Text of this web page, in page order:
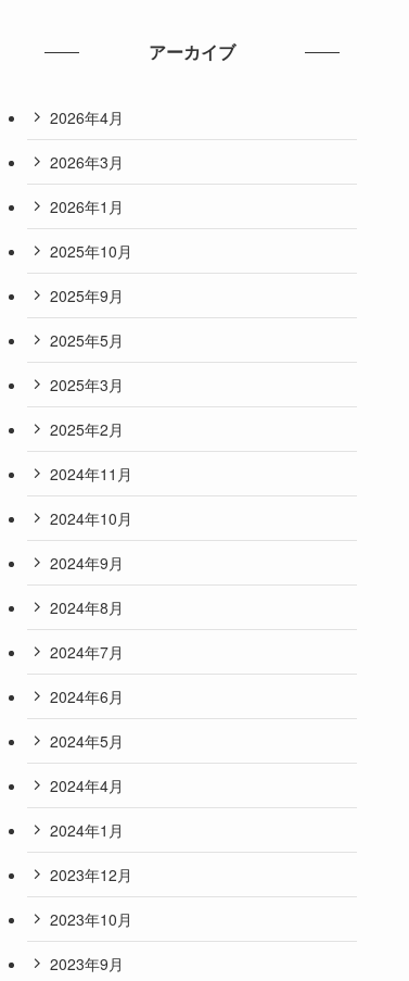
アーカイブ
2026年4月
2026年3月
2026年1月
2025年10月
2025年9月
2025年5月
2025年3月
2025年2月
2024年11月
2024年10月
2024年9月
2024年8月
2024年7月
2024年6月
2024年5月
2024年4月
2024年1月
2023年12月
2023年10月
2023年9月